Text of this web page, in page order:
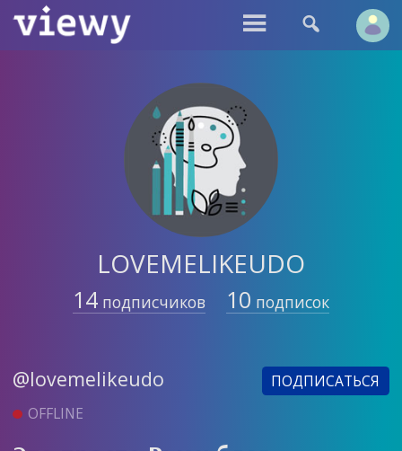
 
LOVEMELIKEUDO
14 подписчиков 10 подписок
@lovemelikeudo
ПОДПИСАТЬСЯ
OFFLINE